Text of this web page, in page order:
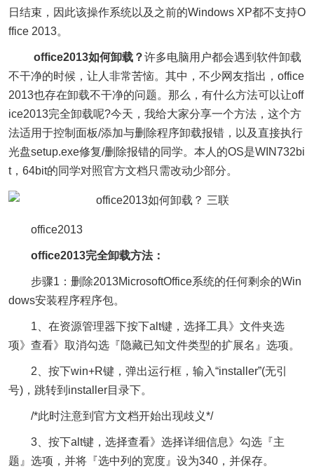
日结束，因此该操作系统以及之前的Windows XP都不支持O
ffice 2013。
office2013如何卸载？许多电脑用户都会遇到软件卸载
不干净的时候，让人非常苦恼。其中，不少网友指出，office
2013也存在卸载不干净的问题。那么，有什么方法可以让off
ice2013完全卸载呢?今天，我给大家分享一个方法，这个方
法适用于控制面板/添加与删除程序卸载报错，以及直接执行
光盘setup.exe修复/删除报错的同学。本人的OS是WIN732bi
t，64bit的同学对照官方文档只需改动少部分。
office2013
office2013完全卸载方法：
步骤1：删除2013MicrosoftOffice系统的任何剩余的Win
dows安装程序程序包。
1、在资源管理器下按下alt键，选择工具》文件夹选
项》查看》取消勾选『隐藏已知文件类型的扩展名』选项。
2、按下win+R键，弹出运行框，输入“installer”(无引
号)，跳转到installer目录下。
/*此时注意到官方文档开始出现歧义*/
3、按下alt键，选择查看》选择详细信息》勾选『主
题』选项，并将『选中列的宽度』设为340，并保存。